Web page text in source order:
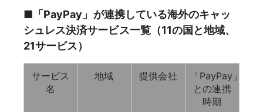
■「PayPay」が連携している海外のキャッ
シュレス決済サービス一覧（11の国と地域、
21サービス）
サービス
名
地域 提供会社
「PayPay」
との連携
時期